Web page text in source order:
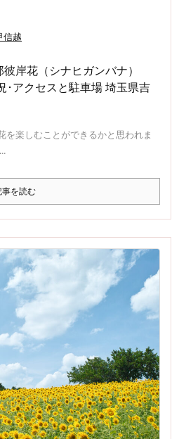
信越
岸花（シナヒガンバナ）
･アクセスと駐車場 埼玉県吉
を楽しむことができるかと思われま
事を読む